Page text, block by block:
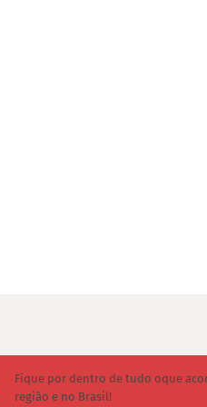
Fique por dentro de tudo oque
região e no Brasil!